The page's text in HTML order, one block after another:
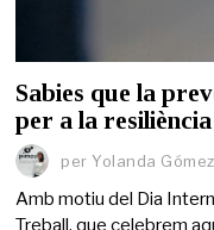
Sabies que la
per a la
per Yolanda Gómez
Amb motiu del Dia
Treball, que celebrem